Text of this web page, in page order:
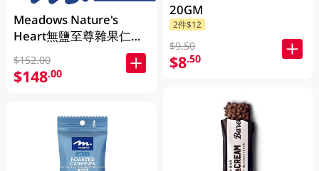
Meadows Nature's
Heart無鹽至尊雜果仁
1KG (包裝隨機發放)
$152.00
$148.00
20GM
2件$12
$9.50
$8.50